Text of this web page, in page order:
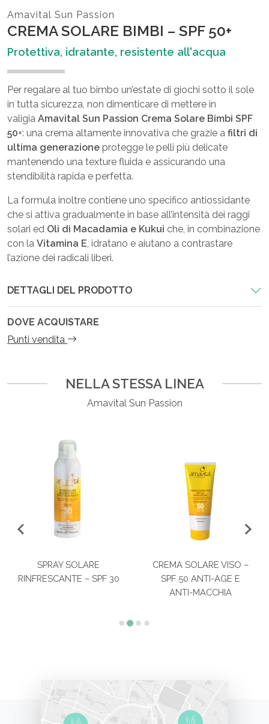
Amavital Sun Passion
CREMA SOLARE BIMBI – SPF 50+
Protettiva, idratante, resistente all'acqua
Per regalare al tuo bimbo un’estate di giochi sotto il sole
in tutta sicurezza, non dimenticare di mettere in
valigia Amavital Sun Passion Crema Solare Bimbi SPF
50+: una crema altamente innovativa che grazie a filtri di
ultima generazione protegge le pelli più delicate
mantenendo una texture fluida e assicurando una
stendibilità rapida e perfetta.
La formula inoltre contiene uno specifico antiossidante
che si attiva gradualmente in base all’intensità dei raggi
solari ed Oli di Macadamia e Kukui che, in combinazione
con la Vitamina E, idratano e aiutano a contrastare
l’azione dei radicali liberi.
DETTAGLI DEL PRODOTTO
DOVE ACQUISTARE
Punti vendita
NELLA STESSA LINEA
Amavital Sun Passion
SPRAY SOLARE
RINFRESCANTE – SPF 30
CREMA SOLARE VISO –
SPF 50 ANTI-AGE E
ANTI-MACCHIA